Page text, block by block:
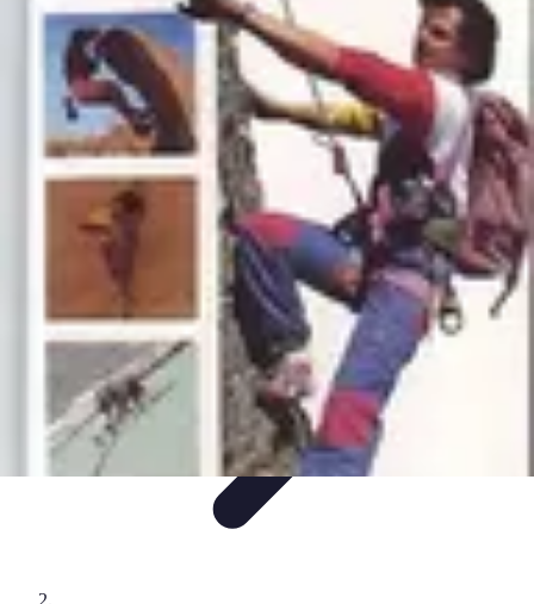
Sport Aventure PMR
ÉquipementSports d'Hiver À découvrirEscalade et
AlpinismeActivités Sportives
Sport Aventure PMR